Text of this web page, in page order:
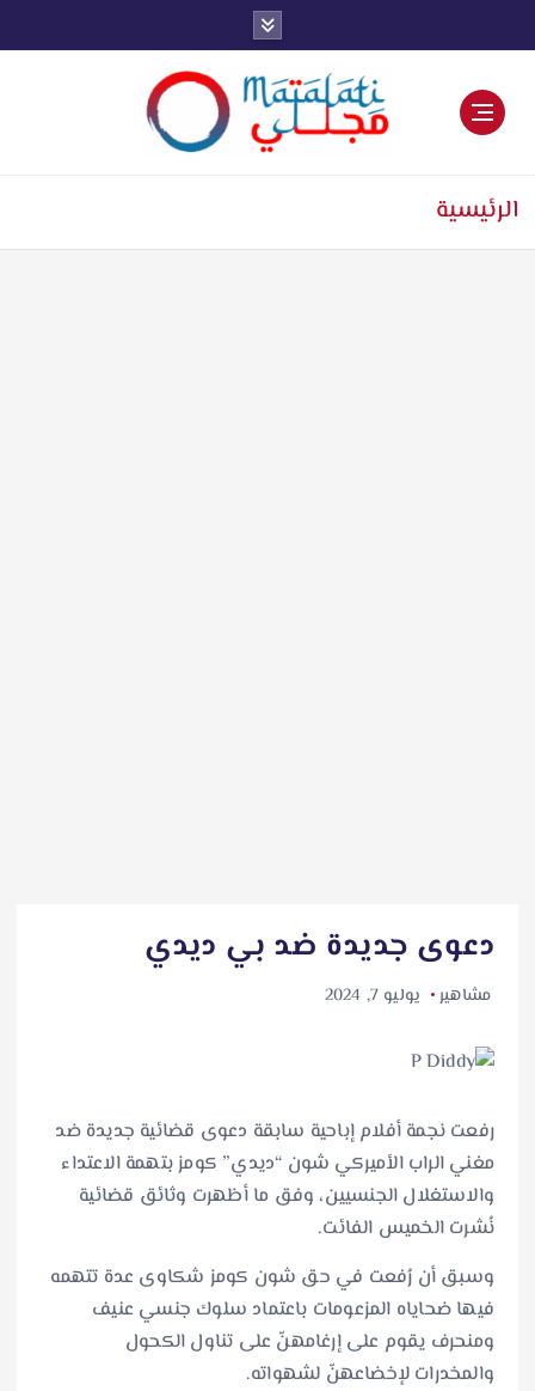
ل
الرئيسية
دعوى جديدة ضد بي ديدي
مشاهير يوليو 7, 2024
رفعت نجمة أفلام إباحية سابقة دعوى قضائية جديدة ضد
مغني الراب الأميركي شون “ديدي” كومز بتهمة الاعتداء
والاستغلال الجنسيين، وفق ما أظهرت وثائق قضائية
نُشرت الخميس الفائت.
وسبق أن رُفعت في حق شون كومز شكاوى عدة تتهمه
فيها ضحاياه المزعومات باعتماد سلوك جنسي عنيف
ومنحرف يقوم على إرغامهنّ على تناول الكحول
والمخدرات لإخضاعهنّ لشهواته.